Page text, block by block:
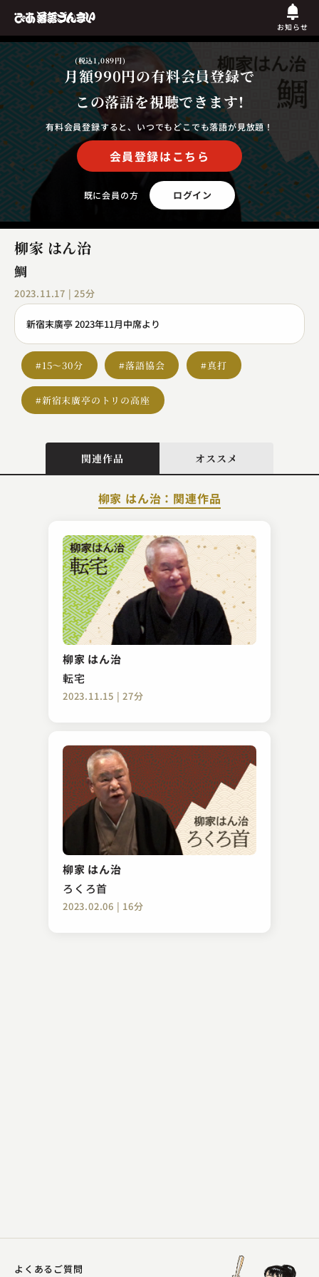
お知らせ
月額990円
(税込1,089円)
の有料会員登録で
この落語を視聴できます!
有料会員登録すると、いつでもどこでも落語が見放題！
会員登録はこちら
既に会員の方 ログイン
柳家 はん治
鯛
2023.11.17 | 25分
新宿末廣亭 2023年11月中席より
#15～30分 #落語協会 #真打
#新宿末廣亭のトリの高座
関連作品 オススメ
柳家 はん治：関連作品
柳家 はん治
転宅
2023.11.15 | 27分
柳家 はん治
ろくろ首
2023.02.06 | 16分
三遊亭 遊馬
禁酒番屋
2024.06.19 | 15分
金原亭 馬の助
権兵衛狸 ～百面相～
2023.08.21 | 16分
よくあるご質問